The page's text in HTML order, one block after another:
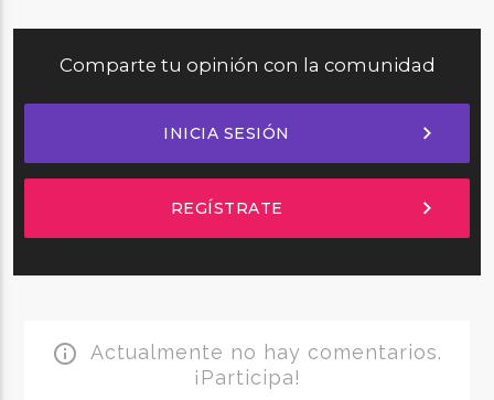
Comparte tu opinión con la comunidad
INICIA SESIÓN chevron_right
REGÍSTRATE chevron_right
info_outline Actualmente no hay comentarios.
¡Participa!